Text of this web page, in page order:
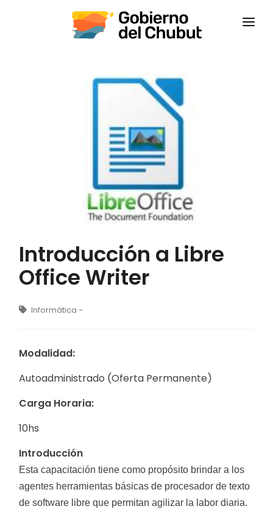
Introducción a Libre
Office Writer
Informática -
Modalidad:
Autoadministrado (Oferta Permanente)
Carga Horaria:
10hs
Introducción
Esta capacitación tiene como propósito brindar a los
agentes herramientas básicas de procesador de texto
de software libre que permitan agilizar la labor diaria.